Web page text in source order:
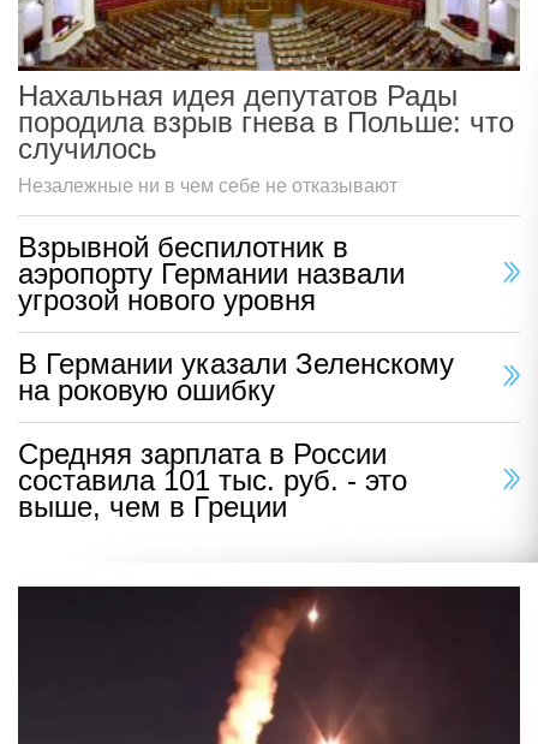
Нахальная идея депутатов Рады
породила взрыв гнева в Польше: что
случилось
Незалежные ни в чем себе не отказывают
Взрывной беспилотник в
аэропорту Германии назвали
угрозой нового уровня
В Германии указали Зеленскому
на роковую ошибку
Средняя зарплата в России
составила 101 тыс. руб. - это
выше, чем в Греции